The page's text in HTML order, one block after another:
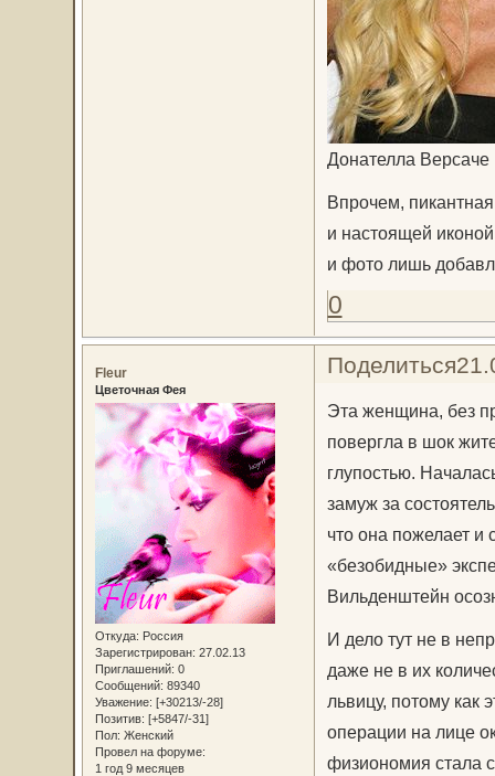
Донателла Версаче
Впрочем,
и настоящей
и фото лишь
0
Поделиться
Fleur
Цветочная Фея
Откуда: Россия
Зарегистрирован: 27.02.13
Приглашений: 0
Сообщений: 89340
Уважение: [+30213/-28]
Позитив: [+5847/-31]
Пол: Женский
Провел на форуме:
1 год 9 месяцев
Эта женщина, без
повергла в шок
глупостью.
замуж за
что она пожелает и
«безобидные»
Вильденштейн
И дело тут не в
даже не в их
львицу, потому как
операции на лице
физиономия стала